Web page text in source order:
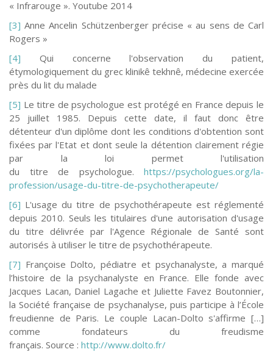
« Infrarouge ». Youtube 2014
[3] Anne Ancelin Schützenberger précise « au sens de Carl
Rogers »
[4] Qui concerne l'observation du patient,
étymologiquement du grec klinikê tekhnê, médecine exercée
près du lit du malade
[5] Le titre de psychologue est protégé en France depuis le
25 juillet 1985. Depuis cette date, il faut donc être
détenteur d'un diplôme dont les conditions d'obtention sont
fixées par l'Etat et dont seule la détention clairement régie
par la loi permet l'utilisation
du titre de psychologue. https://psychologues.org/la-
profession/usage-du-titre-de-psychotherapeute/
[6] L'usage du titre de psychothérapeute est réglementé
depuis 2010. Seuls les titulaires d'une autorisation d'usage
du titre délivrée par l'Agence Régionale de Santé sont
autorisés à utiliser le titre de psychothérapeute.
[7] Françoise Dolto, pédiatre et psychanalyste, a marqué
l’histoire de la psychanalyste en France. Elle fonde avec
Jacques Lacan, Daniel Lagache et Juliette Favez Boutonnier,
la Société française de psychanalyse, puis participe à l’École
freudienne de Paris. Le couple Lacan-Dolto s'affirme […]
comme fondateurs du freudisme
français. Source : http://www.dolto.fr/